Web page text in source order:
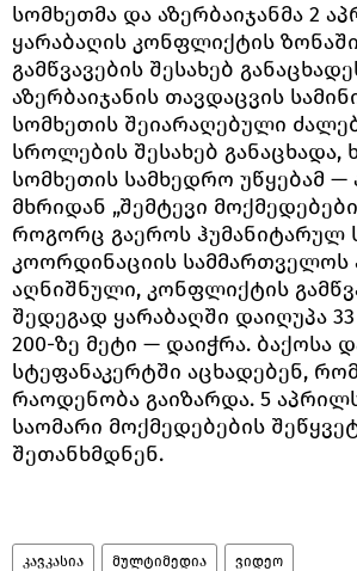
სომხეთმა და აზერბაიჯანმა 2
ყარაბაღის კონფლიქტის
გამწვავების შესახებ
აზერბაიჯანის თავდაცვის
სომხეთის შეიარაღებული
სროლების შესახებ
სომხეთის სამხედრო უწყებამ —
მხრიდან „შემტევი
როგორც გაეროს ჰუმანიტარულ
კოორდინაციის სამმართველოს
აღნიშნული, კონფლიქტის
შედეგად ყარაბაღში დაიღუპა
200-ზე მეტი — დაიჭრა. ბაქოსა
სტეფანაკერტში აცხადებენ,
რაოდენობა გაიზარდა. 5
საომარი მოქმედებების
შეთანხმდნენ.
კავკასია მულტიმედია ვიდეო